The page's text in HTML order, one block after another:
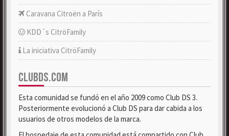
Caravana Citroën a París
KDD´s CitröFamily
La iniciativa CitröFamily
CLUBDS.COM
Esta comunidad se fundó en el año 2009 como Club DS 3.
Posteriormente evolucionó a Club DS para dar cabida a los
usuarios de otros modelos de la marca.